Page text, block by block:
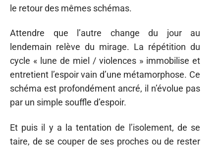
le retour des mêmes schémas.
Attendre que l’autre change du jour au
lendemain relève du mirage. La répétition du
cycle « lune de miel / violences » immobilise et
entretient l’espoir vain d’une métamorphose. Ce
schéma est profondément ancré, il n’évolue pas
par un simple souffle d’espoir.
Et puis il y a la tentation de l’isolement, de se
taire, de se couper de ses proches ou de rester